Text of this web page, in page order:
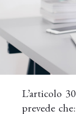
L’articolo
prevede che: